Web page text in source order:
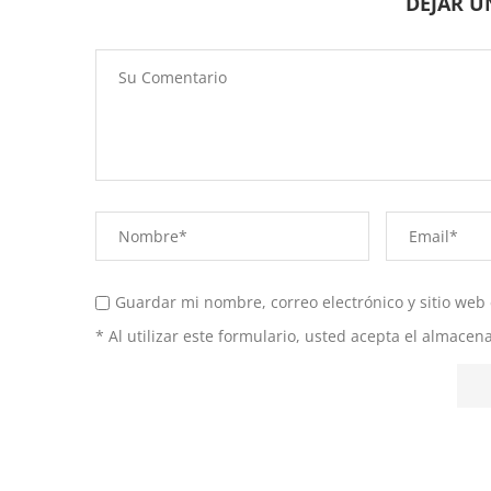
Guardar mi nombre, correo electrónico y sitio
* Al utilizar este formulario, usted acepta el